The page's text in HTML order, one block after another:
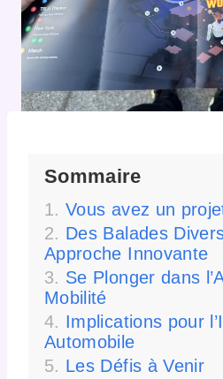
Sommaire
Vous avez un
Des Balades
Approche Innovante
Se Plonger dans
Mobilité
Implications pour
Automobile
Les Défis à Venir